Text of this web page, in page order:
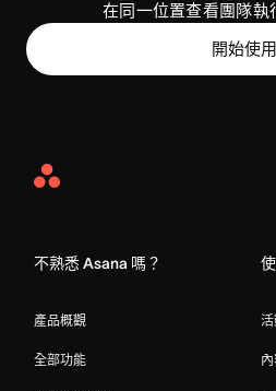
在同一位置查看團隊執
開始使用
Asana
不熟悉 Asana 嗎？
產品概觀
全部功能
活